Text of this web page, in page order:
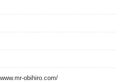
obihiro.com/